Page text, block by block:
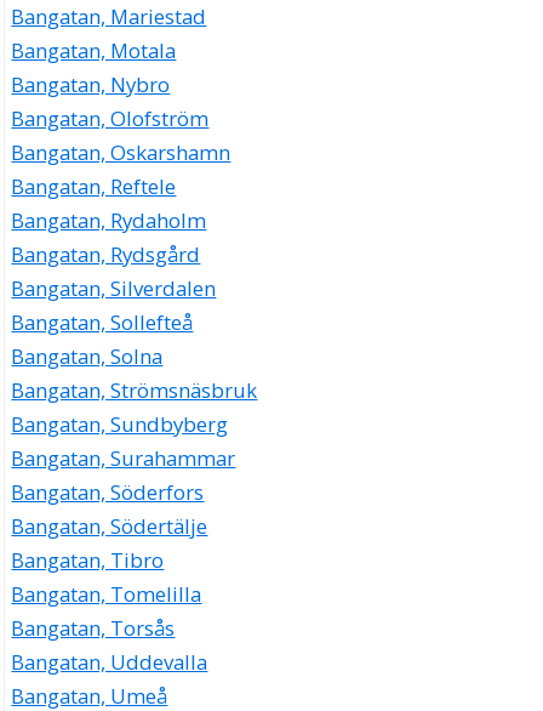
Bangatan, Mariestad
Bangatan, Motala
Bangatan, Nybro
Bangatan, Olofström
Bangatan, Oskarshamn
Bangatan, Reftele
Bangatan, Rydaholm
Bangatan, Rydsgård
Bangatan, Silverdalen
Bangatan, Sollefteå
Bangatan, Solna
Bangatan, Strömsnäsbruk
Bangatan, Sundbyberg
Bangatan, Surahammar
Bangatan, Söderfors
Bangatan, Södertälje
Bangatan, Tibro
Bangatan, Tomelilla
Bangatan, Torsås
Bangatan, Uddevalla
Bangatan, Umeå